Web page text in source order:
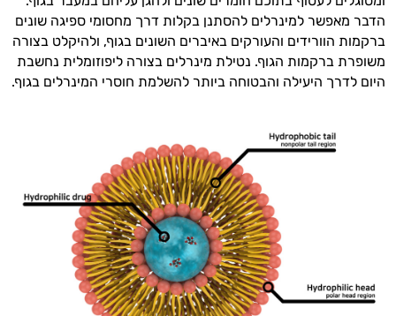
הדבר מאפשר למינרלים להסתנן בקלות דרך מחסומי ספיגה שונים
ברקמות הוורידים והעורקים באיברים השונים בגוף, ולהיקלט בצורה
משופרת ברקמות הגוף. נטילת מינרלים בצורה ליפוזומלית נחשבת
היום לדרך היעילה והבטוחה ביותר להשלמת חוסרי המינרלים בגוף.
אני יועץ הבריאות האישי AI של טבע בריא.
התשובות שלי מבוססות על מאגרי מידע קליניים
וספרות מקצועית בתחומי הרפואה הטבעית
ותזונת הספורט.